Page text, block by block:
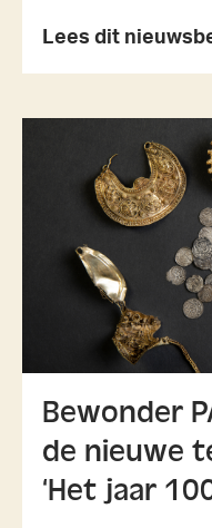
Lees dit
Bewonder
de nieuwe
‘Het jaar